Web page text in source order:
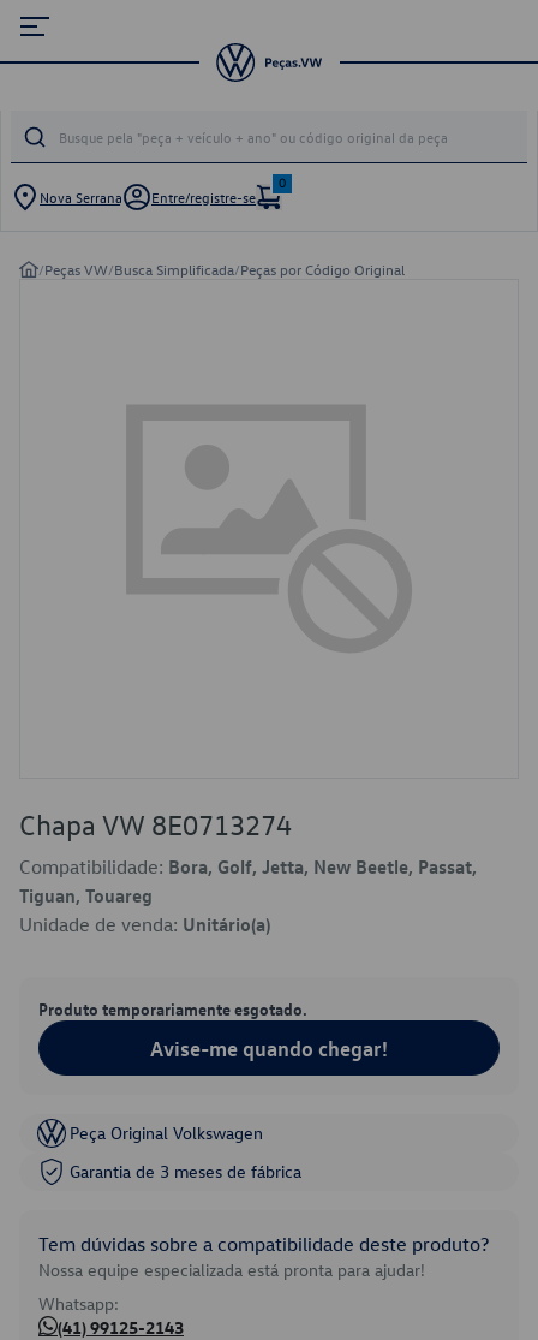
Nova Serrana Entre/registre-se
0
/Peças VW/Busca Simplificada/Peças por Código Original
Chapa VW 8E0713274
Compatibilidade: Bora, Golf, Jetta, New Beetle, Passat,
Tiguan, Touareg
Unidade de venda: Unitário(a)
Produto temporariamente esgotado.
Avise-me quando chegar!
Peça Original Volkswagen
Garantia de 3 meses de fábrica
Tem dúvidas sobre a compatibilidade deste produto?
Nossa equipe especializada está pronta para ajudar!
Whatsapp:
(41) 99125-2143